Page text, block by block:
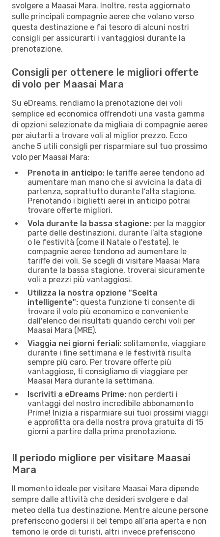
svolgere a Maasai Mara. Inoltre, resta aggiornato
sulle principali compagnie aeree che volano verso
questa destinazione e fai tesoro di alcuni nostri
consigli per assicurarti i vantaggiosi durante la
prenotazione.
Consigli per ottenere le migliori offerte
di volo per Maasai Mara
Su eDreams, rendiamo la prenotazione dei voli
semplice ed economica offrendoti una vasta gamma
di opzioni selezionate da migliaia di compagnie aeree
per aiutarti a trovare voli al miglior prezzo. Ecco
anche 5 utili consigli per risparmiare sul tuo prossimo
volo per Maasai Mara:
Prenota in anticipo: le tariffe aeree tendono ad
aumentare man mano che si avvicina la data di
partenza, soprattutto durante l’alta stagione.
Prenotando i biglietti aerei in anticipo potrai
trovare offerte migliori.
Vola durante la bassa stagione: per la maggior
parte delle destinazioni, durante l’alta stagione
o le festività (come il Natale o l'estate), le
compagnie aeree tendono ad aumentare le
tariffe dei voli. Se scegli di visitare Maasai Mara
durante la bassa stagione, troverai sicuramente
voli a prezzi più vantaggiosi.
Utilizza la nostra opzione "Scelta
intelligente": questa funzione ti consente di
trovare il volo più economico e conveniente
dall'elenco dei risultati quando cerchi voli per
Maasai Mara (MRE).
Viaggia nei giorni feriali: solitamente, viaggiare
durante i fine settimana e le festività risulta
sempre più caro. Per trovare offerte più
vantaggiose, ti consigliamo di viaggiare per
Maasai Mara durante la settimana.
Iscriviti a eDreams Prime: non perderti i
vantaggi del nostro incredibile abbonamento
Prime! Inizia a risparmiare sui tuoi prossimi viaggi
e approfitta ora della nostra prova gratuita di 15
giorni a partire dalla prima prenotazione.
Il periodo migliore per visitare Maasai
Mara
Il momento ideale per visitare Maasai Mara dipende
sempre dalle attività che desideri svolgere e dal
meteo della tua destinazione. Mentre alcune persone
preferiscono godersi il bel tempo all’aria aperta e non
temono le orde di turisti, altri invece preferiscono